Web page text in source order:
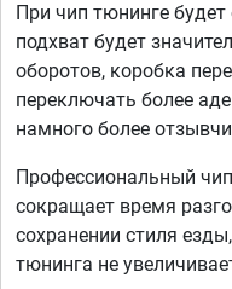
При чип тюнинге
подхват будет
оборотов, коробка
переключать более
намного более
Профессиональный
сокращает время
сохранении стиля
тюнинга не